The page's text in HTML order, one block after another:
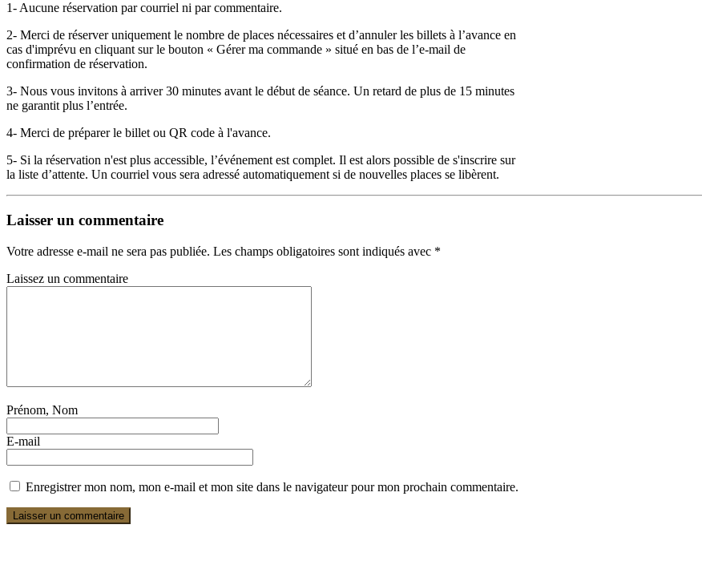
1- Aucune réservation par courriel ni par commentaire.
2- Merci de réserver uniquement le nombre de places nécessaires et d’annuler les billets à l’avance en
cas d'imprévu en cliquant sur le bouton « Gérer ma commande » situé en bas de l’e-mail de
confirmation de réservation.
3- Nous vous invitons à arriver 30 minutes avant le début de séance. Un retard de plus de 15 minutes
ne garantit plus l’entrée.
4- Merci de préparer le billet ou QR code à l'avance.
5- Si la réservation n'est plus accessible, l’événement est complet. Il est alors possible de s'inscrire sur
la liste d’attente. Un courriel vous sera adressé automatiquement si de nouvelles places se libèrent.
Laisser un commentaire
Votre adresse e-mail ne sera pas publiée. Les champs obligatoires sont indiqués avec *
Laissez un commentaire
Prénom, Nom
E-mail
Enregistrer mon nom, mon e-mail et mon site dans le navigateur pour mon prochain commentaire.